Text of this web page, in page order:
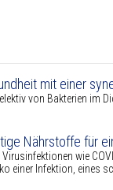
mit einer
von Bakterien im
Nährstoffe für
wie
einer Infektion, eines